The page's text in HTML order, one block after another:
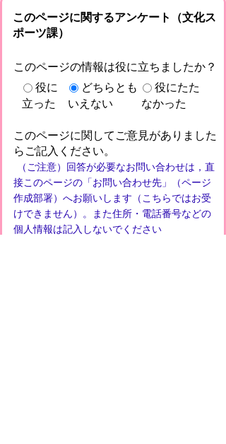
このページに関するアンケート（文化ス
ポーツ課）
このページの情報は役に立ちましたか？
役に
立った
どちらとも
いえない
役にたた
なかった
このページに関してご意見がありました
らご記入ください。
（ご注意）回答が必要なお問い合わせは，直
接このページの「お問い合わせ先」（ページ
作成部署）へお願いします（こちらではお受
けできません）。また住所・電話番号などの
個人情報は記入しないでください